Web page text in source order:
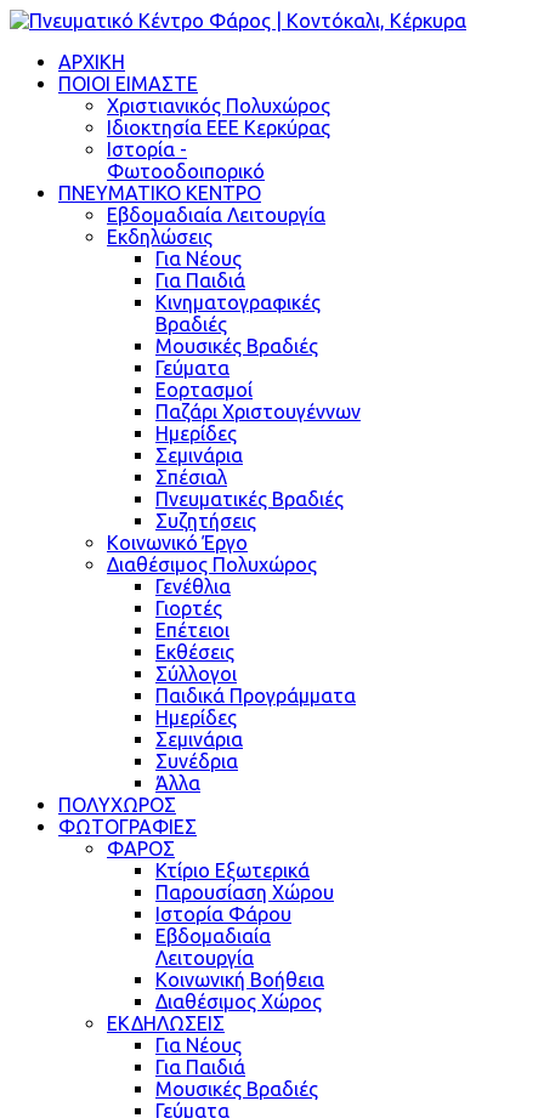
ΑΡΧΙΚΗ
ΠΟΙΟΙ ΕΙΜΑΣΤΕ
Χριστιανικός Πολυχώρος
Ιδιοκτησία ΕΕΕ Κερκύρας
Ιστορία -
Φωτοοδοιπορικό
ΠΝΕΥΜΑΤΙΚΟ ΚΕΝΤΡΟ
Εβδομαδιαία Λειτουργία
Εκδηλώσεις
Για Νέους
Για Παιδιά
Κινηματογραφικές
Βραδιές
Μουσικές Βραδιές
Γεύματα
Εορτασμοί
Παζάρι Χριστουγέννων
Ημερίδες
Σεμινάρια
Σπέσιαλ
Πνευματικές Βραδιές
Συζητήσεις
Κοινωνικό Έργο
Διαθέσιμος Πολυχώρος
Γενέθλια
Γιορτές
Επέτειοι
Εκθέσεις
Σύλλογοι
Παιδικά Προγράμματα
Ημερίδες
Σεμινάρια
Συνέδρια
Άλλα
ΠΟΛΥΧΩΡΟΣ
ΦΩΤΟΓΡΑΦΙΕΣ
ΦΑΡΟΣ
Κτίριο Εξωτερικά
Παρουσίαση Χώρου
Ιστορία Φάρου
Εβδομαδιαία
Λειτουργία
Κοινωνική Βοήθεια
Διαθέσιμος Χώρος
ΕΚΔΗΛΩΣΕΙΣ
Για Νέους
Για Παιδιά
Μουσικές Βραδιές
Γεύματα